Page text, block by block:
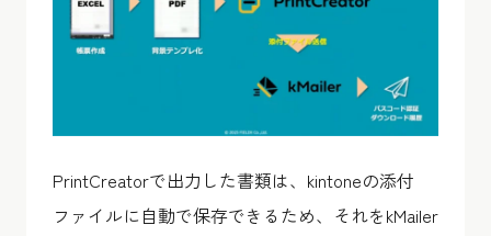
PrintCreatorで出力した書類は、kintoneの添付
ファイルに自動で保存できるため、それをkMailer